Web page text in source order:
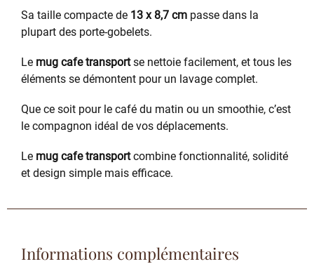
Sa taille compacte de 13 x 8,7 cm passe dans la
plupart des porte-gobelets.
Le mug cafe transportse nettoie facilement, et tous les
éléments se démontent pour un lavage complet.
Que ce soit pour le café du matin ou un smoothie, c’est
le compagnon idéal de vos déplacements.
Le mug cafe transportcombine fonctionnalité, solidité
et design simple mais efficace.
Informations complémentaires